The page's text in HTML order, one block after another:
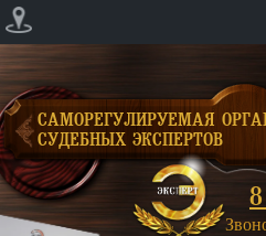
САМОРЕГУЛИРУЕМАЯ
СУДЕБНЫХ ЭКСПЕРТОВ